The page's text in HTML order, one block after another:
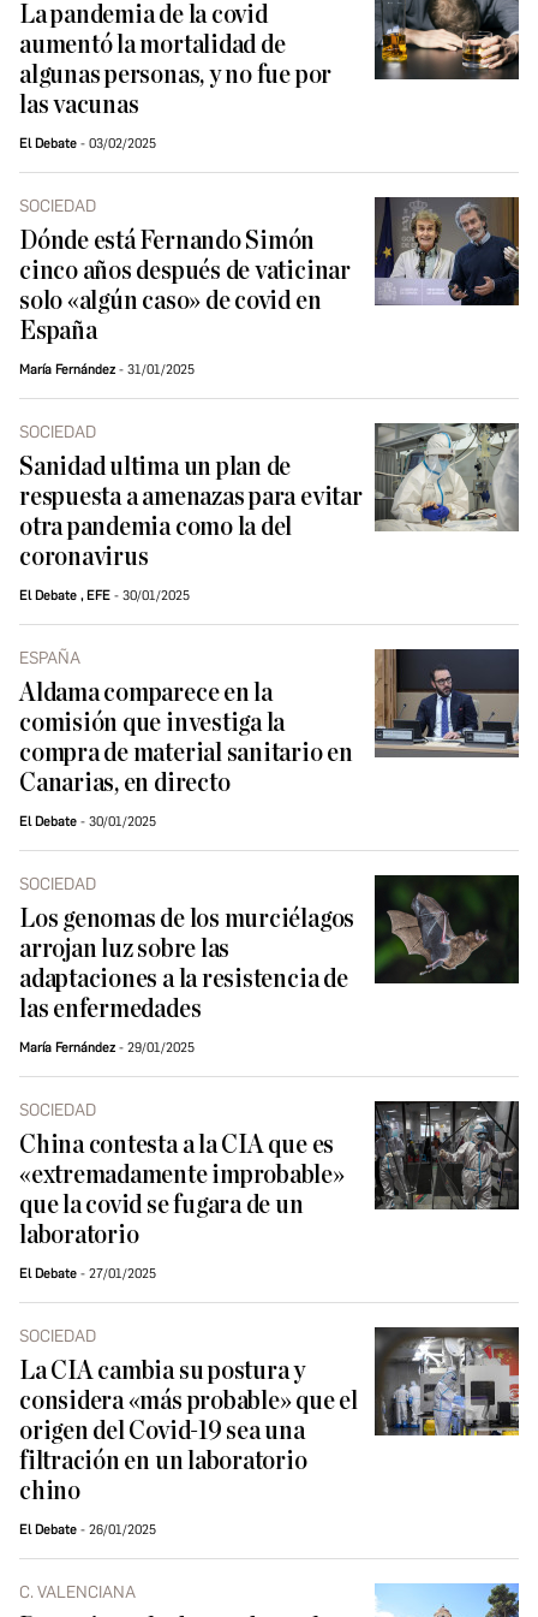
La pandemia de la covid
aumentó la mortalidad de
algunas personas, y no fue por
las vacunas
El Debate 03/02/2025
SOCIEDAD
Dónde está Fernando Simón
cinco años después de vaticinar
solo «algún caso» de covid en
España
María Fernández 31/01/2025
SOCIEDAD
Sanidad ultima un plan de
respuesta a amenazas para evitar
otra pandemia como la del
coronavirus
El Debate , EFE 30/01/2025
ESPAÑA
Aldama comparece en la
comisión que investiga la
compra de material sanitario en
Canarias, en directo
El Debate 30/01/2025
SOCIEDAD
Los genomas de los murciélagos
arrojan luz sobre las
adaptaciones a la resistencia de
las enfermedades
María Fernández 29/01/2025
SOCIEDAD
China contesta a la CIA que es
«extremadamente improbable»
que la covid se fugara de un
laboratorio
El Debate 27/01/2025
SOCIEDAD
La CIA cambia su postura y
considera «más probable» que el
origen del Covid-19 sea una
filtración en un laboratorio
chino
El Debate 26/01/2025
C. VALENCIANA